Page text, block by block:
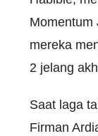
Momentum
mereka
2 jelang
Saat laga
Firman